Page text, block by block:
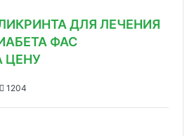
ДЛЯ ЛЕЧЕНИЯ
ФАС
ЦЕНУ
1204